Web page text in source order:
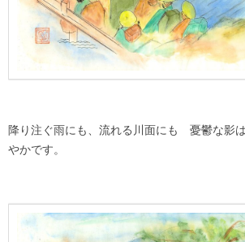
降り注ぐ雨にも、流れる川面にも 憂鬱な影
やかです。